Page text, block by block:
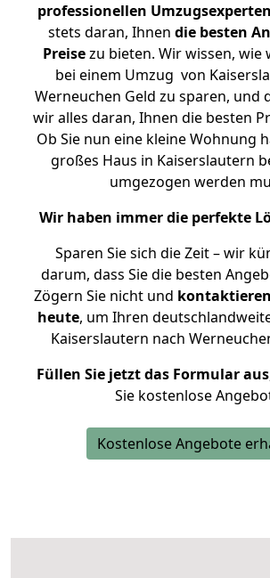
professionellen Umzugsexperten
stets daran, Ihnen die besten
Preisezu bieten. Wir wissen, wie
bei einem Umzug von
Werneuchen Geld zu sparen, und
wir alles daran, Ihnen die besten
Ob Sie nun eine kleine Wohnung
großes Haus in Kaiserslautern
umgezogen werden
Wir haben immer die perfekte
Sparen Sie sich die Zeit – wir
darum, dass Sie die besten
Zögern Sie nicht und
heute, um Ihren
Kaiserslautern nach
Füllen Sie jetzt das Formular aus
Sie kostenlose
Kostenlose Angebote